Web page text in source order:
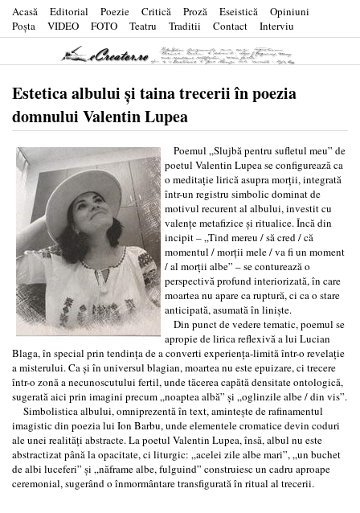
Acasă Editorial Poezie Critică Proză Eseistică
Opiniuni
Poşta
VIDEO FOTO Teatru Traditii Contact Interviu
Estetica albului și taina trecerii în poezia
domnului Valentin Lupea
Poemul „Slujbă pentru sufletul meu” de
poetul Valentin Lupea se configurează ca
o meditație lirică asupra morții, integrată
într-un registru simbolic dominat de
motivul recurent al albului, investit cu
valențe metafizice și ritualice. Încă din
incipit – „Tind mereu / să cred / că
momentul / morții mele / va fi un moment
/ al morții albe” – se conturează o
perspectivă profund interiorizată, în care
moartea nu apare ca ruptură, ci ca o stare
anticipată, asumată în liniște.
Din punct de vedere tematic, poemul se
apropie de lirica reflexivă a lui Lucian
Blaga, în special prin tendința de a converti experiența-limită într-o revelație
a misterului. Ca și în universul blagian, moartea nu este epuizare, ci trecere
într-o zonă a necunoscutului fertil, unde tăcerea capătă densitate ontologică,
sugerată aici prin imagini precum „noaptea albă” și „oglinzile albe / din vis”.
Simbolistica albului, omniprezentă în text, amintește de rafinamentul
imagistic din poezia lui Ion Barbu, unde elementele cromatice devin coduri
ale unei realități abstracte. La poetul Valentin Lupea, însă, albul nu este
abstractizat până la opacitate, ci liturgic: „acelei zile albe mari”, „un buchet
de albi luceferi” și „năframe albe, fulguind” construiesc un cadru aproape
ceremonial, sugerând o înmormântare transfigurată în ritual al trecerii.